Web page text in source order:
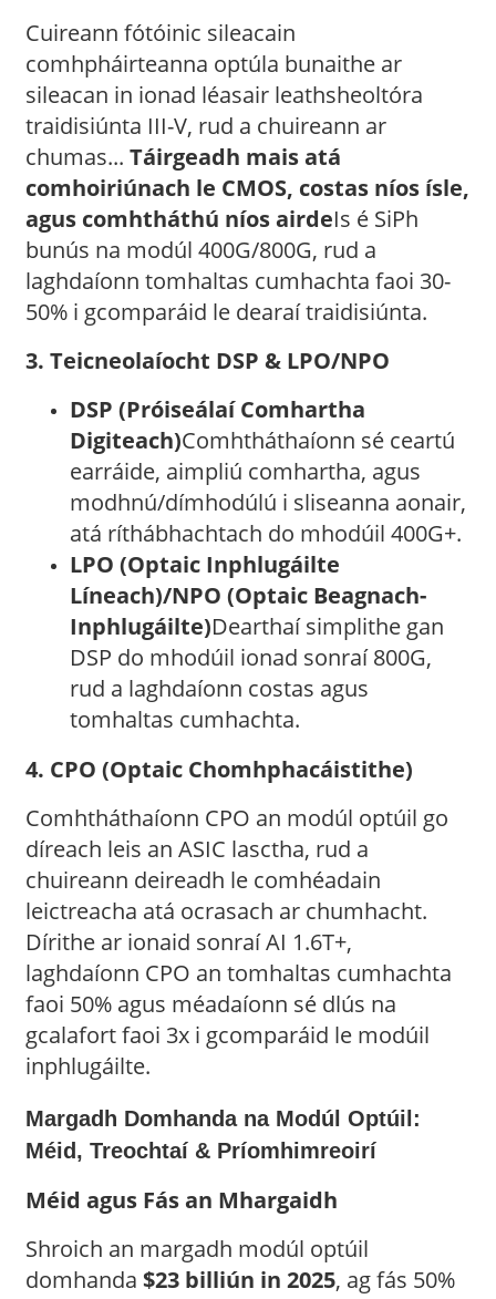
Cuireann fótóinic sileacain
comhpháirteanna optúla bunaithe ar
sileacan in ionad léasair leathsheoltóra
traidisiúnta III-V, rud a chuireann ar
chumas... Táirgeadh mais atá
comhoiriúnach le CMOS, costas níos ísle,
agus comhtháthú níos airdeIs é SiPh
bunús na modúl 400G/800G, rud a
laghdaíonn tomhaltas cumhachta faoi 30-
50% i gcomparáid le dearaí traidisiúnta.
3. Teicneolaíocht DSP & LPO/NPO
DSP (Próiseálaí Comhartha
Digiteach)Comhtháthaíonn sé ceartú
earráide, aimpliú comhartha, agus
modhnú/dímhodúlú i sliseanna aonair,
atá ríthábhachtach do mhodúil 400G+.
LPO (Optaic Inphlugáilte
Líneach)/NPO (Optaic Beagnach-
Inphlugáilte)Dearthaí simplithe gan
DSP do mhodúil ionad sonraí 800G,
rud a laghdaíonn costas agus
tomhaltas cumhachta.
4. CPO (Optaic Chomhphacáistithe)
Comhtháthaíonn CPO an modúl optúil go
díreach leis an ASIC lasctha, rud a
chuireann deireadh le comhéadain
leictreacha atá ocrasach ar chumhacht.
Dírithe ar ionaid sonraí AI 1.6T+,
laghdaíonn CPO an tomhaltas cumhachta
faoi 50% agus méadaíonn sé dlús na
gcalafort faoi 3x i gcomparáid le modúil
inphlugáilte.
Margadh Domhanda na Modúl Optúil:
Méid, Treochtaí & Príomhimreoirí
Méid agus Fás an Mhargaidh
Shroich an margadh modúl optúil
domhanda $23 billiún in 2025, ag fás 50%